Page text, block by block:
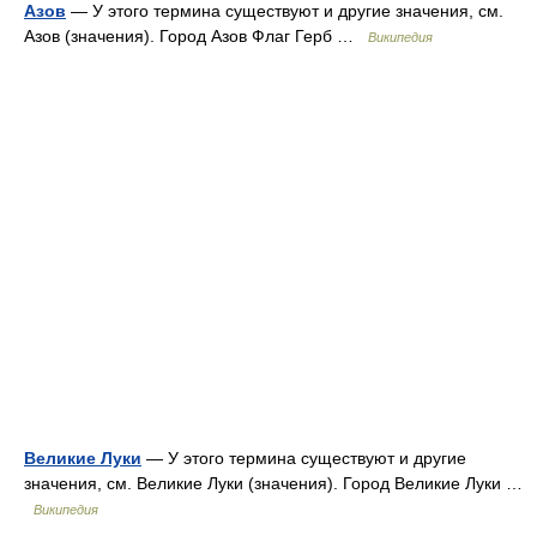
Азов — У этого термина существуют и другие значения, см.
Азов (значения). Город Азов Флаг Герб …
Википедия
Великие Луки — У этого термина существуют и другие
значения, см. Великие Луки (значения). Город Великие Луки …
Википедия